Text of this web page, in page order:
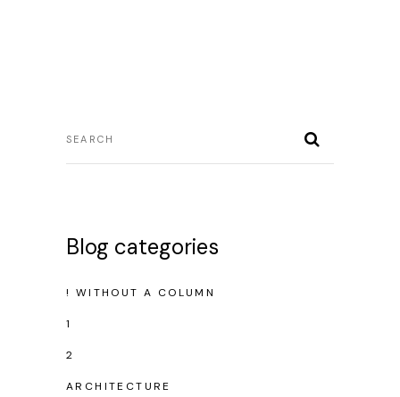
Blog categories
! WITHOUT A COLUMN
1
2
ARCHITECTURE